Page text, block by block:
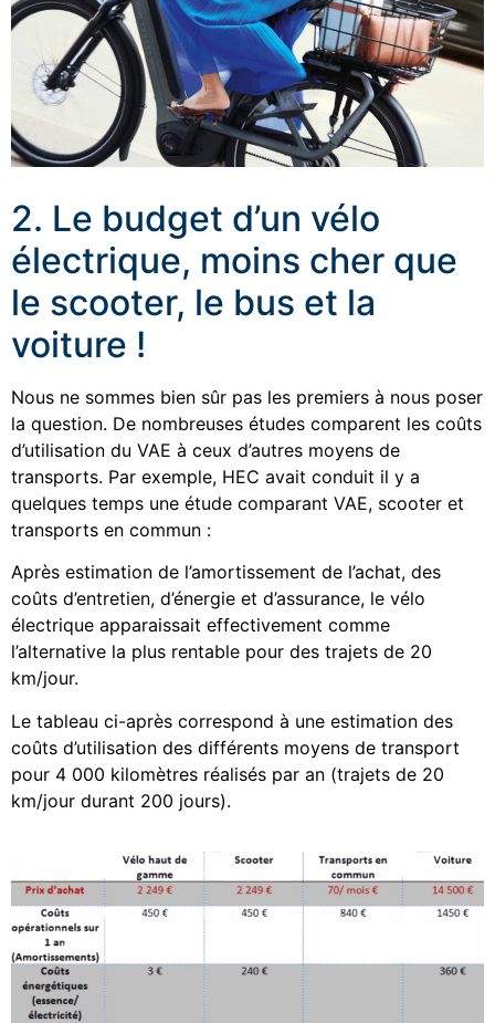
2. Le budget d’un vélo
électrique, moins cher que
le scooter, le bus et la
voiture !
Nous ne sommes bien sûr pas les premiers à nous poser
la question. De nombreuses études comparent les coûts
d’utilisation du VAE à ceux d’autres moyens de
transports. Par exemple, HEC avait conduit il y a
quelques temps une étude comparant VAE, scooter et
transports en commun :
Après estimation de l’amortissement de l’achat, des
coûts d’entretien, d’énergie et d’assurance, le vélo
électrique apparaissait effectivement comme
l’alternative la plus rentable pour des trajets de 20
km/jour.
Le tableau ci-après correspond à une estimation des
coûts d’utilisation des différents moyens de transport
pour 4 000 kilomètres réalisés par an (trajets de 20
km/jour durant 200 jours).